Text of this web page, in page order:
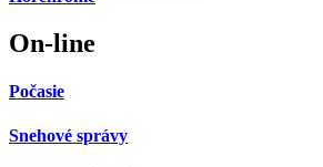
On-line
Počasie
Snehové správy